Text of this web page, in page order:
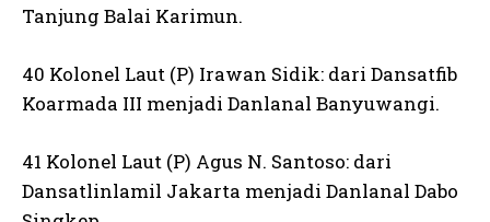
Tanjung Balai Karimun.
40 Kolonel Laut (P) Irawan Sidik: dari Dansatfib
Koarmada III menjadi Danlanal Banyuwangi.
41 Kolonel Laut (P) Agus N. Santoso: dari
Dansatlinlamil Jakarta menjadi Danlanal Dabo